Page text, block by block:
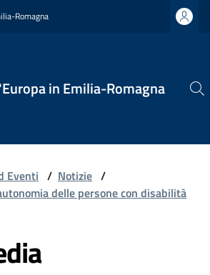
Romagna
in Emilia-Romagna
Eventi / Notizie /
delle persone con disabilità